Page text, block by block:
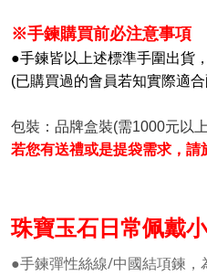
※手鍊購買前必注意事項
●手鍊皆以上述標準手圍出貨
(已購買過的會員若知實際適
包裝：品牌盒裝(需1000元以
若您有送禮或是提袋需求，請
珠寶玉石日常佩戴
●手鍊彈性絲線/中國結項鍊